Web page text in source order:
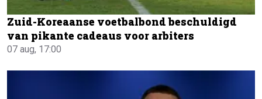
Zuid-Koreaanse voetbalbond beschuldigd
van pikante cadeaus voor arbiters
07 aug, 17:00